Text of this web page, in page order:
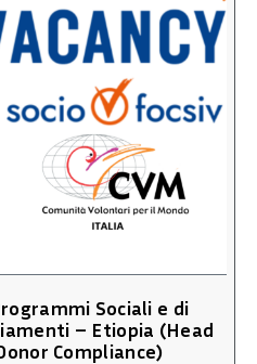
Sociali e di
– Etiopia (Head
Compliance)